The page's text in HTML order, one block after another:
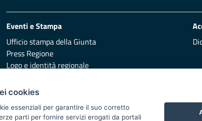
Eventi e Stampa
Ufficio stampa della Giunta
Press Regione
Logo e identità regionale
Redazione
Presentazione
cookies
essenziali per garantire il suo corretto
parti per fornire servizi erogati da portali